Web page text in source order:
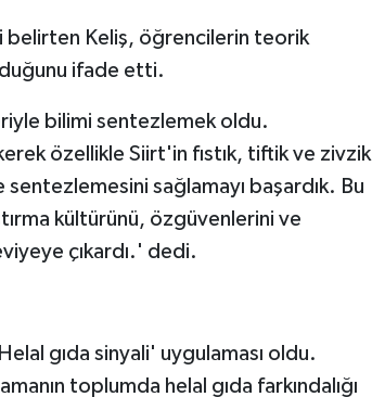
belirten Keliş, öğrencilerin teorik
ifade etti.
bilimi sentezlemek oldu.
özellikle Siirt'in fıstık, tiftik ve zivzik
sağlamayı başardık. Bu
kültürünü, özgüvenlerini ve
çıkardı.' dedi.
gıda sinyali' uygulaması oldu.
toplumda helal gıda farkındalığı